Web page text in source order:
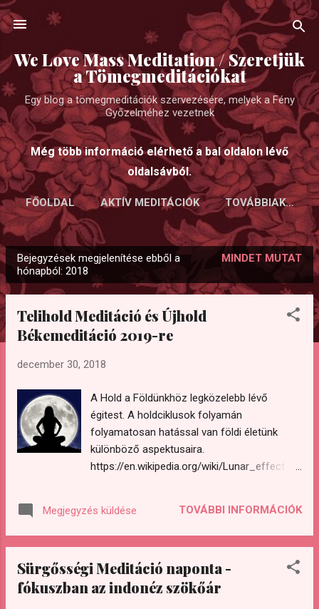
Ugrás a fő tartalomra
We Love Mass Meditation / Szeretjük
a Tömegmeditációkat
Egy blog a tömegmeditációk szervezésére, melyek a Fény
Győzelméhez vezetnek
Még több információ elérhető a bal oldalon lévő
oldalsávból.
FŐOLDAL AKTÍV MEDITÁCIÓK TOVÁBBIAK…
e
Bejegyzések megjelenítése ebből a
hónapból: 2018
MINDET MUTAT
Telihold Meditáció és Újhold
Békemeditáció 2019-re
december 30, 2018
A Hold a Földünkhöz legközelebb lévő
égitest. A holdciklusok folyamán
folyamatosan hatással van földi életünk
különböző aspektusaira.
https://en.wikipedia.org/wiki/Lunar_effect A
https://www.spiritualresearchfoundation.org/
spiritual-problems/effects-of-nature-and-
Teliholdkor a Hold a Nappal szemben áll és
teljes fényében ragyog, ahogy visszaveri a
Megjegyzés küldése TOVÁBBI INFORMÁCIÓK
Sürgősségi Meditáció naponta -
fókuszban az indonéz szökőár